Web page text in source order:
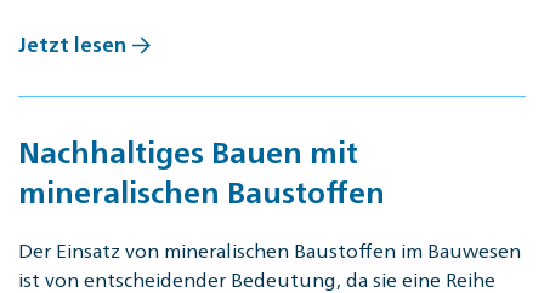
Jetzt lesen
Nachhaltiges Bauen mit
mineralischen Baustoffen
Der Einsatz von mineralischen Baustoffen im Bauwesen
ist von entscheidender Bedeutung, da sie eine Reihe